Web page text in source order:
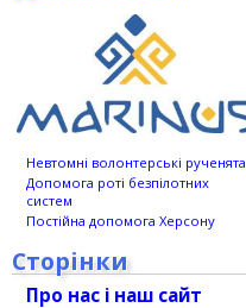
Невтомні волонтерські рученята
Допомога роті безпілотних
систем
Постійна допомога Херсону
Сторінки
Про нас і наш сайт